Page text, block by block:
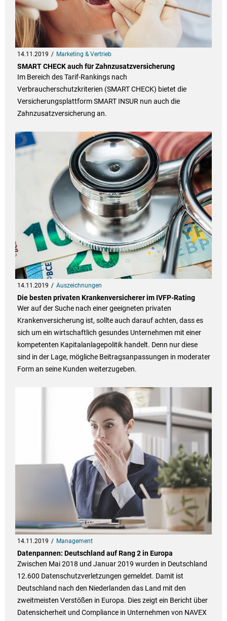
14.11.2019 Marketing & Vertrieb
SMART CHECK auch für Zahnzusatzversicherung
Im Bereich des Tarif-Rankings nach
Verbraucherschutzkriterien (SMART CHECK) bietet die
Versicherungsplattform SMART INSUR nun auch die
Zahnzusatzversicherung an.
14.11.2019 Auszeichnungen
Die besten privaten Krankenversicherer im IVFP-Rating
Wer auf der Suche nach einer geeigneten privaten
Krankenversicherung ist, sollte auch darauf achten, dass es
sich um ein wirtschaftlich gesundes Unternehmen mit einer
kompetenten Kapitalanlagepolitik handelt. Denn nur diese
sind in der Lage, mögliche Beitragsanpassungen in moderater
Form an seine Kunden weiterzugeben.
14.11.2019 Management
Datenpannen: Deutschland auf Rang 2 in Europa
Zwischen Mai 2018 und Januar 2019 wurden in Deutschland
12.600 Datenschutzverletzungen gemeldet. Damit ist
Deutschland nach den Niederlanden das Land mit den
zweitmeisten Verstößen in Europa. Dies zeigt ein Bericht über
Datensicherheit und Compliance in Unternehmen von NAVEX